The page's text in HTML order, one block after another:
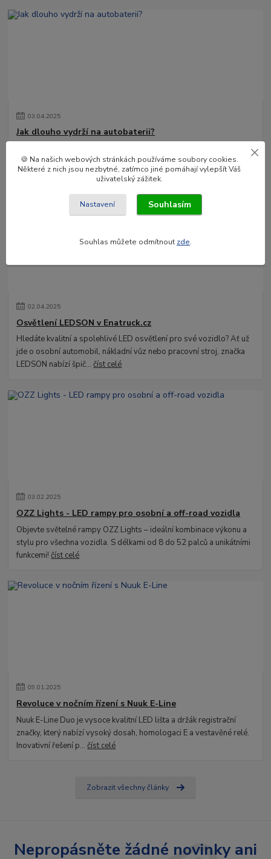
03.04.2025
Jak dlouho vydrží na autobaterii?
dlouho poběží přenosná lednice na autobaterii? Odpověď závisí na
několika faktorech, al...číst celé
02.04.2025
Osvětlení LEDSON v Enatruck.cz
Hledáte kvalitní a spolehlivé LED osvětlení pro své vozidlo? Ať už
jde o osobní automobil, nákladní vůz nebo pracovní stroj, značka
LEDSON nabízí špič...číst celé
03.02.2025
OZZ Lights - LED rampy pro osobní a off-road vozidla
Objevte světelné rampy OZZ Lights – ideální kombinace výkonu a
stylu pro všechna vozidla. S délkami od 8 do 52 palců a unikátními
funkcemi!číst celé
09.01.2025
Revoluce v nočním řízení s Nuuk E-Line
Nuuk E-Line Duo je vysoce kvalitní LED lišta a držák registrační
značky, který nabízí vysoký dosah, homologaci E a vestavěné relé.
Inovativní řešení p...číst celé
Zobrazit všechny články
Nepropásněte žádné novinky ani
🍪 Na našich webových stránkách používáme soubory cookies.
Některé z nich jsou nezbytné, zatímco jiné pomáhají vylepšít Váš
uživatelský zážitek.
Nastavení Souhlasím
Souhlas můžete odmítnout zde.